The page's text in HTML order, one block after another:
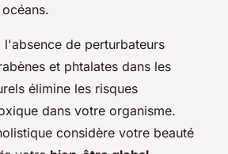
l'absence de perturbateurs
et phtalates dans les
élimine les risques
dans votre organisme.
considère votre beauté